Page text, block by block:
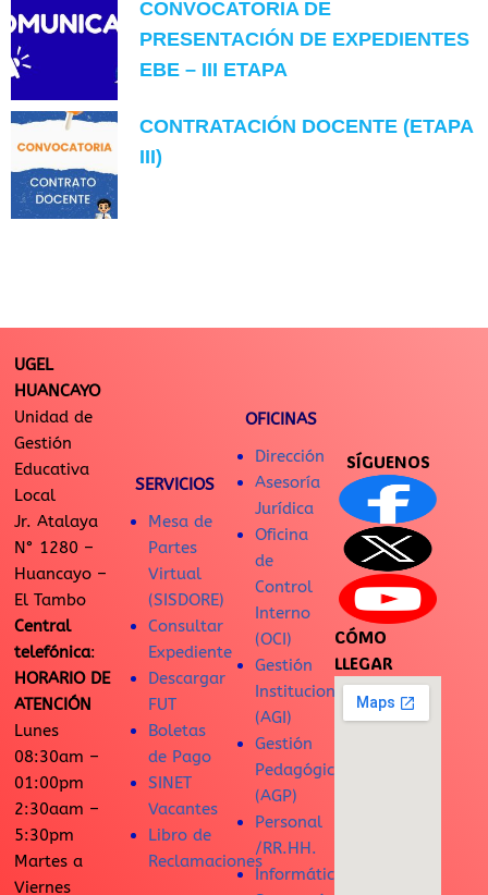
CONVOCATORIA DE
PRESENTACIÓN DE EXPEDIENTES
EBE – III ETAPA
CONTRATACIÓN DOCENTE (ETAPA
III)
UGEL
HUANCAYO
Unidad de
Gestión
Educativa
Local
Jr. Atalaya
N° 1280 –
Huancayo –
El Tambo
Central
telefónica:
HORARIO DE
ATENCIÓN
Lunes
08:30am –
01:00pm
2:30aam –
5:30pm
Martes a
Viernes
SERVICIOS
Mesa de
Partes
Virtual
(SISDORE)
Consultar
Expediente
Descargar
FUT
Boletas
de Pago
SINET
Vacantes
Libro de
Reclamaciones
OFICINAS
Dirección
Asesoría
Jurídica
Oficina
de
Control
Interno
(OCI)
Gestión
Institucional
(AGI)
Gestión
Pedagógica
(AGP)
Personal
/RR.HH.
Informática
SÍGUENOS
CÓMO
LLEGAR